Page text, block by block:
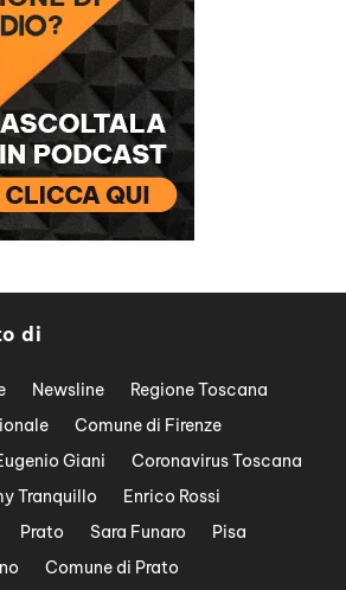
di
Newsline
Regione Toscana
Comune di Firenze
Giani
Coronavirus Toscana
Tranquillo
Enrico Rossi
Prato Sara Funaro
Pisa
Comune di Prato